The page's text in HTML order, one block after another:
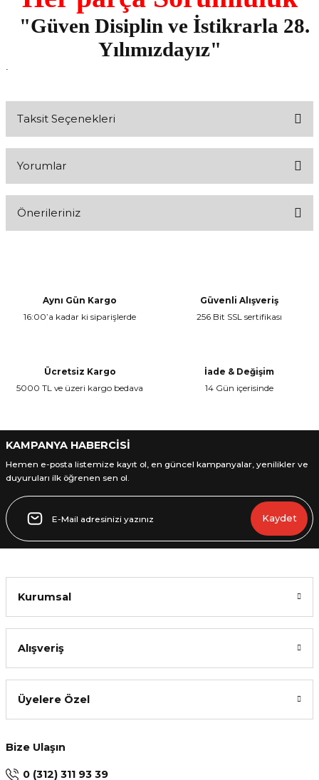
"Güven Disiplin ve İstikrarla 28.
Yılımızdayız"
.
Taksit Seçenekleri
Yorumlar
Önerileriniz
Ürün resmi kalitesiz, bozuk veya görüntülenemiyor.
Gönder
Aynı Gün Kargo
16:00’a kadar ki siparişlerde
Güvenli Alışveriş
256 Bit SSL sertifikası
Ücretsiz Kargo
5000 TL ve üzeri kargo bedava
İade & Değişim
14 Gün içerisinde
KAMPANYA HABERCİSİ
Hemen e-posta listemize kayıt ol, en güncel kampanyalar, yenilikler ve
duyuruları ilk öğrenen sen ol.
Kaydet
Kurumsal
Alışveriş
Üyelere Özel
Bize Ulaşın
0 (312) 311 93 39